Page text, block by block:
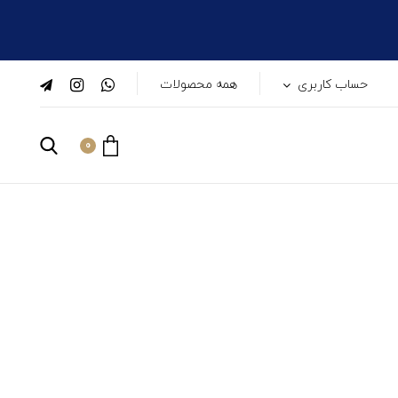
حساب کاربری همه محصولات
0